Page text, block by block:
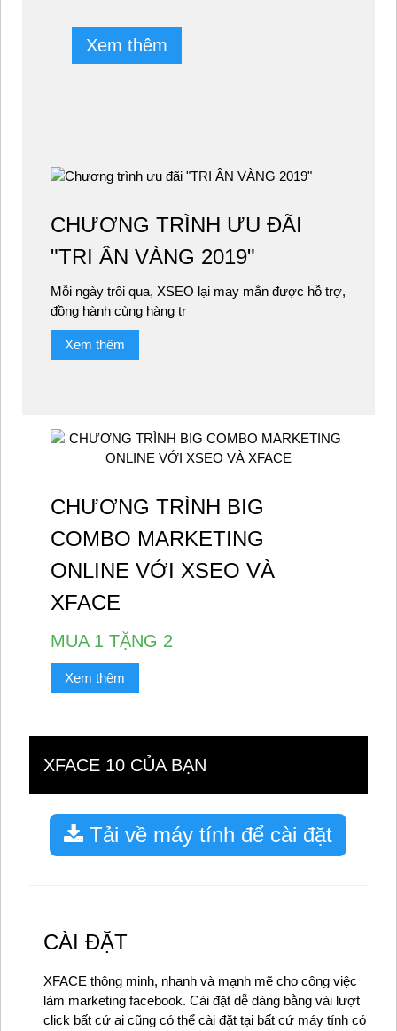
Xem thêm
CHƯƠNG TRÌNH ƯU ĐÃI
"TRI ÂN VÀNG 2019"
Mỗi ngày trôi qua, XSEO lại may mắn được hỗ trợ,
đồng hành cùng hàng tr
Xem thêm
CHƯƠNG TRÌNH BIG
COMBO MARKETING
ONLINE VỚI XSEO VÀ
XFACE
MUA 1 TẶNG 2
Xem thêm
XFACE 10 CỦA BẠN
Tải về máy tính để cài đặt
CÀI ĐẶT
XFACE thông minh, nhanh và mạnh mẽ cho công việc
làm marketing facebook. Cài đặt dễ dàng bằng vài lượt
click bất cứ ai cũng có thể cài đặt tại bất cứ máy tính có